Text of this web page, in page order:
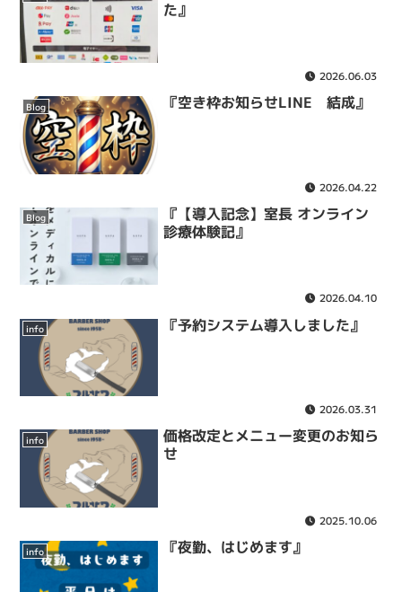
た』
2026.06.03
Blog 『空き枠お知らせLINE 結成』
2026.04.22
Blog
『【導入記念】室長 オンライン
診療体験記』
2026.04.10
info 『予約システム導入しました』
2026.03.31
info
価格改定とメニュー変更のお知ら
せ
2025.10.06
info 『夜勤、はじめます』